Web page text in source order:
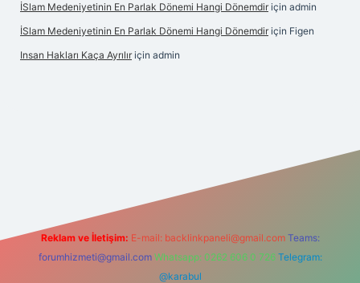
İSlam Medeniyetinin En Parlak Dönemi Hangi Dönemdir için admin
İSlam Medeniyetinin En Parlak Dönemi Hangi Dönemdir için Figen
Insan Hakları Kaça Ayrılır için admin
Reklam ve İletişim: E-mail: backlinkpaneli@gmail.com Teams:
forumhizmeti@gmail.com Whatsapp: 0262 606 0 726 Telegram:
@karabul